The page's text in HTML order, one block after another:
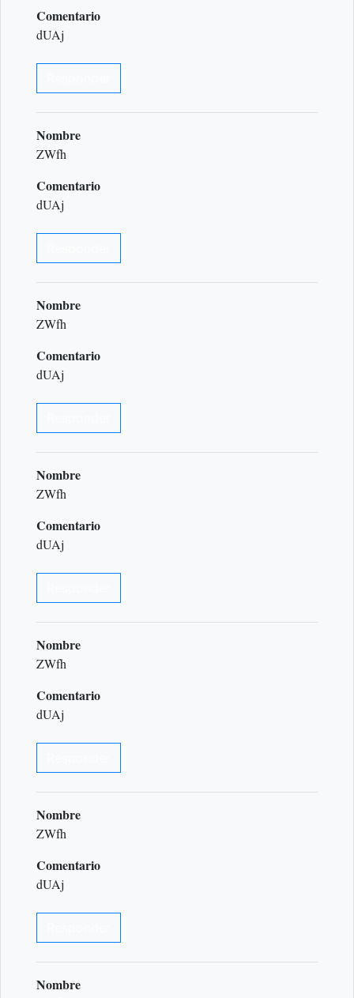
Comentario
dUAj
Nombre
ZWfh
Comentario
dUAj
Nombre
ZWfh
Comentario
dUAj
Nombre
ZWfh
Comentario
dUAj
Nombre
ZWfh
Comentario
dUAj
Nombre
ZWfh
Comentario
dUAj
Nombre